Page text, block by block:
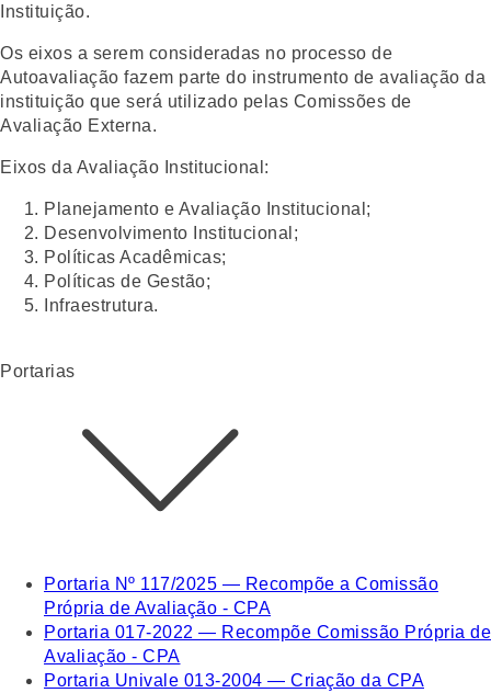
Instituição.
Os eixos a serem consideradas no processo de
Autoavaliação fazem parte do instrumento de avaliação da
instituição que será utilizado pelas Comissões de
Avaliação Externa.
Eixos da Avaliação Institucional:
Planejamento e Avaliação Institucional;
Desenvolvimento Institucional;
Políticas Acadêmicas;
Políticas de Gestão;
Infraestrutura.
Portarias
Portaria Nº 117/2025 — Recompõe a Comissão
Própria de Avaliação - CPA
Portaria 017-2022 — Recompõe Comissão Própria de
Avaliação - CPA
Portaria Univale 013-2004 — Criação da CPA